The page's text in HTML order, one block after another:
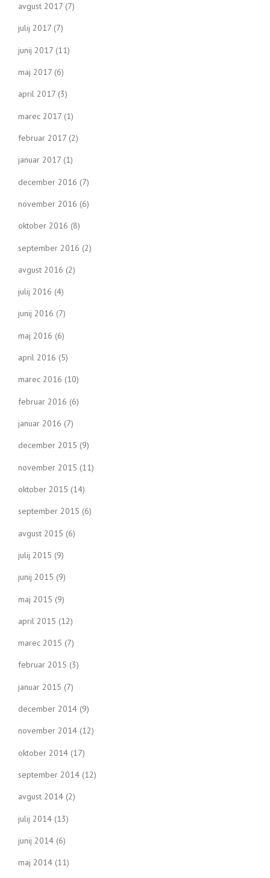
avgust 2017 (7)
julij 2017 (7)
junij 2017 (11)
maj 2017 (6)
april 2017 (3)
marec 2017 (1)
februar 2017 (2)
januar 2017 (1)
december 2016 (7)
november 2016 (6)
oktober 2016 (8)
september 2016 (2)
avgust 2016 (2)
julij 2016 (4)
junij 2016 (7)
maj 2016 (6)
april 2016 (5)
marec 2016 (10)
februar 2016 (6)
januar 2016 (7)
december 2015 (9)
november 2015 (11)
oktober 2015 (14)
september 2015 (6)
avgust 2015 (6)
julij 2015 (9)
junij 2015 (9)
maj 2015 (9)
april 2015 (12)
marec 2015 (7)
februar 2015 (3)
januar 2015 (7)
december 2014 (9)
november 2014 (12)
oktober 2014 (17)
september 2014 (12)
avgust 2014 (2)
julij 2014 (13)
junij 2014 (6)
maj 2014 (11)